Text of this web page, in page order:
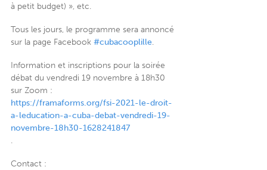
à petit budget) », etc.
Tous les jours, le programme sera annoncé
sur la page Facebook #cubacooplille.
Information et inscriptions pour la soirée
débat du vendredi 19 novembre à 18h30
sur Zoom :
https://framaforms.org/fsi-2021-le-droit-
a-leducation-a-cuba-debat-vendredi-19-
novembre-18h30-1628241847
.
Contact :